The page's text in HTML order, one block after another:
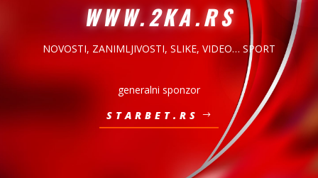
WWW.2KA.RS
NOVOSTI, ZANIMLJIVOSTI, SLIKE, VIDEO… SPORT
generalni sponzor
STARBET.RS